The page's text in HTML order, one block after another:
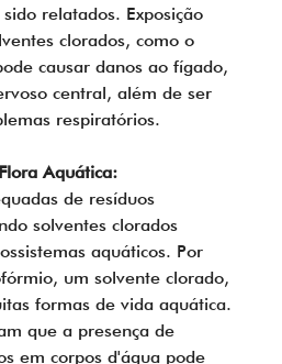
relatados. Exposição
clorados, como o
causar danos ao fígado,
central, além de ser
respiratórios.
Aquática:
de resíduos
solventes clorados
aquáticos. Por
um solvente clorado,
formas de vida aquática.
que a presença de
em corpos d'água pode